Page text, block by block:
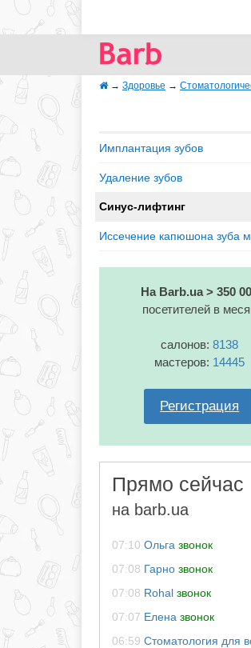
→ Здоровье →
Имплантация зубов
Удаление зубов
Синус-лифтинг
Иссечение капюшона зуба
На Barb.ua > 350
посетителей в
салонов:8138
мастеров: 14445
Регистрация
Прямо сейчас
на barb.ua
07:10 Ольга звонок
07:08 Гарно звонок
07:08 Rohal звонок
07:07 Елена звонок
06:59 Стоматология для